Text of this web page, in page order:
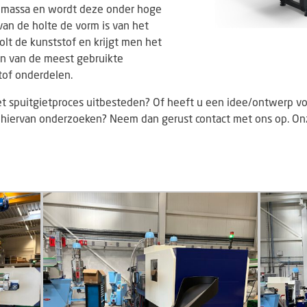
en wordt deze onder hoge
de holte de vorm is van het
de kunststof en krijgt men het
van de meest gebruikte
onderdelen.
spuitgietproces uitbesteden? Of heeft u een idee/ontwerp
onderzoeken? Neem dan gerust contact met ons op.